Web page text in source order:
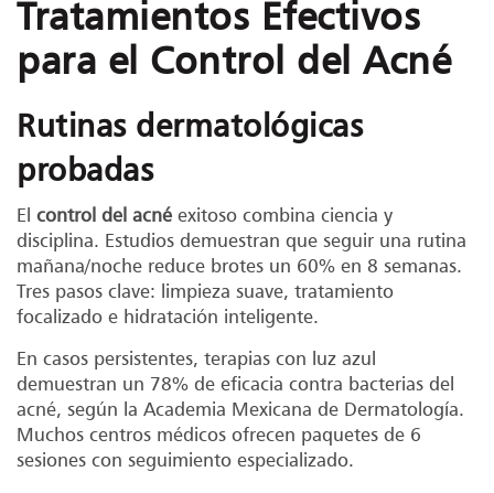
Tratamientos Efectivos
para el Control del Acné
Rutinas dermatológicas
probadas
El control del acné exitoso combina ciencia y
disciplina. Estudios demuestran que seguir una rutina
mañana/noche reduce brotes un 60% en 8 semanas.
Tres pasos clave: limpieza suave, tratamiento
focalizado e hidratación inteligente.
En casos persistentes, terapias con luz azul
demuestran un 78% de eficacia contra bacterias del
acné, según la Academia Mexicana de Dermatología.
Muchos centros médicos ofrecen paquetes de 6
sesiones con seguimiento especializado.